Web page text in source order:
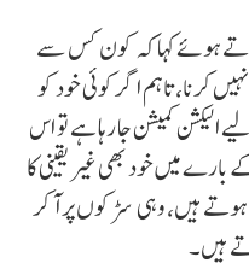
ہوئے کہا کہ کون کس سے
کرنا، تاہم اگر کوئی خود کو
کمیشن جا رہا ہے تو اس
میں خود بھی غیر یقینی کا
ہوتے ہیں، وہی سڑکوں پر آ کر
ہیں۔